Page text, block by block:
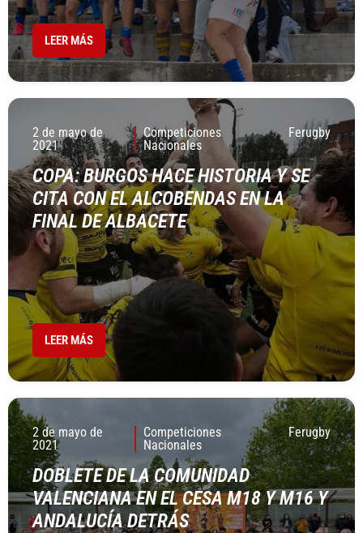
LEER MÁS
2 de mayo de
2021
Competiciones
Nacionales
Ferugby
COPA: BURGOS HACE HISTORIA Y SE
CITA CON EL ALCOBENDAS EN LA
FINAL DE ALBACETE
LEER MÁS
2 de mayo de
2021
Competiciones
Nacionales
Ferugby
DOBLETE DE LA COMUNIDAD
VALENCIANA EN EL CESA M18 Y M16 Y
ANDALUCÍA DETRÁS